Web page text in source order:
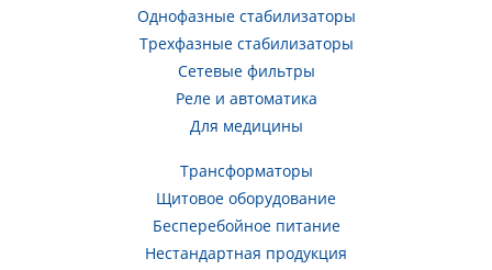
Однофазные стабилизаторы
Трехфазные стабилизаторы
Сетевые фильтры
Реле и автоматика
Для медицины
Трансформаторы
Щитовое оборудование
Бесперебойное питание
Нестандартная продукция